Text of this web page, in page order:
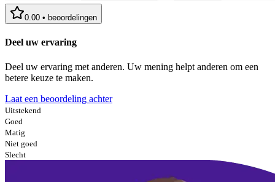
0.00 • beoordelingen
Deel uw ervaring
Deel uw ervaring met anderen. Uw mening helpt anderen om een
betere keuze te maken.
Laat een beoordeling achter
Uitstekend
Goed
Matig
Niet goed
Slecht